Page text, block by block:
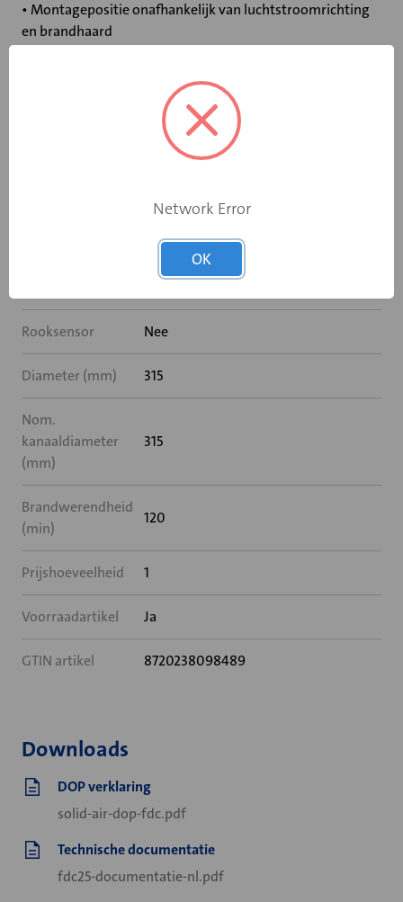
• Montagepositie onafhankelijk van luchtstroomrichting
en brandhaard
Elektromotor 24 V
Rooksensor Nee
Diameter (mm) 315
Nom.
kanaaldiameter
(mm)
315
Brandwerendheid
(min)
120
Prijshoeveelheid 1
Voorraadartikel Ja
GTIN artikel 8720238098489
Downloads
DOP verklaring
solid-air-dop-fdc.pdf
Technische documentatie
fdc25-documentatie-nl.pdf
Network Error
OK